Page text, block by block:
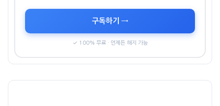
구독하기 →
✓ 100% 무료 · 언제든 해지 가능